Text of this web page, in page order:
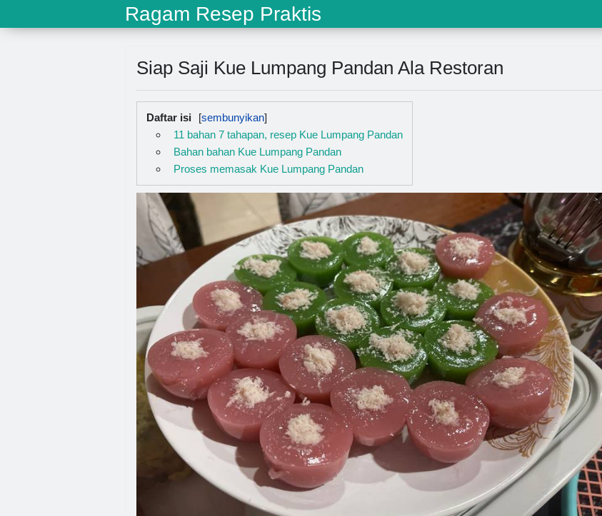
Ragam Resep Praktis
Siap Saji Kue Lumpang Pandan Ala Restoran
Daftar isi
11 bahan 7 tahapan, resep Kue Lumpang Pandan
Bahan bahan Kue Lumpang Pandan
Proses memasak Kue Lumpang Pandan